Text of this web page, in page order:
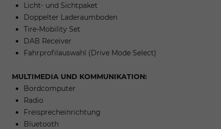
Licht- und Sichtpaket
Doppelter Laderaumboden
Tire-Mobility Set
DAB Receiver
Fahrprofilauswahl (Drive Mode Select)
MULTIMEDIA UND KOMMUNIKATION:
Bordcomputer
Radio
Freisprecheinrichtung
Bluetooth